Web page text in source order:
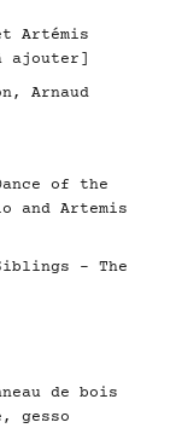
Artémis
ajouter]
Arnaud
of the
and Artemis
- The
de bois
gesso